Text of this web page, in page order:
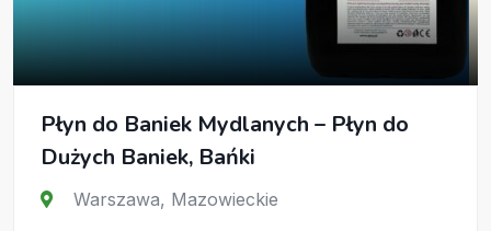
Płyn do Baniek Mydlanych – Płyn do
Dużych Baniek, Bańki
Warszawa, Mazowieckie